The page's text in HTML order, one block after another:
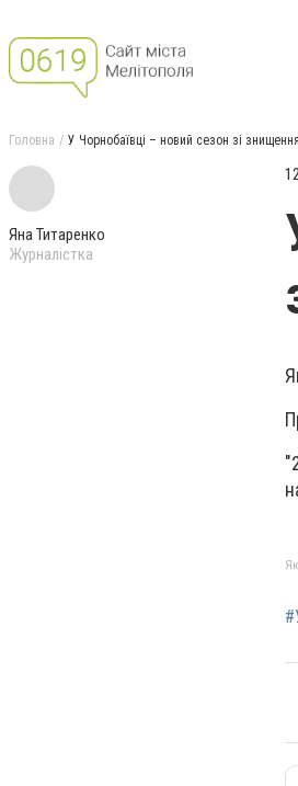
Головна У Чорнобаївці – новий сезон зі
Яна Титаренко
Журналістка